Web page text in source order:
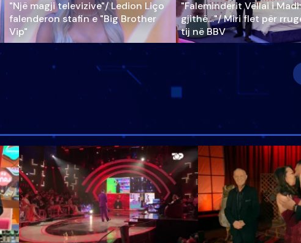
"Një magji televizive"/ Ledion Liço
falenderon stafin e "Big Brother
Vip"
"Faleminderit Vëllai i
gjithë…"/ Miri flet për
tij në BBV